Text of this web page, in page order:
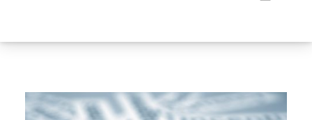
Accueil
Nous joindre